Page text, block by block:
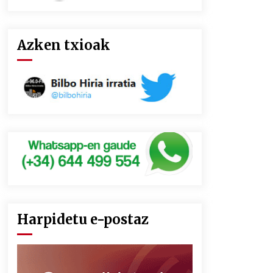
Azken txioak
Harpidetu e-postaz